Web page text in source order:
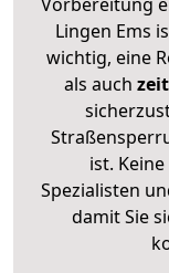
Lingen Ems
wichtig, eine
als auch
ist.
Spezialisten
damit Sie